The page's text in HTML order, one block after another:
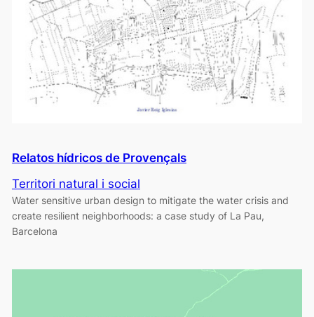
Relatos hídricos de Provençals
Territori natural i social
Water sensitive urban design to mitigate the water crisis and
create resilient neighborhoods: a case study of La Pau,
Barcelona